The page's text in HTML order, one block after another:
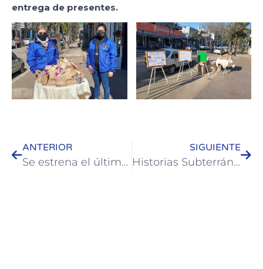
entrega de presentes.
ANTERIOR
Se estrena el último capítulo de “Memoria Viva. Patrimonio Recuperado.”
SIGUIENTE
Historias Subterráneas: el espacio cultural alternativo que continúa con la presentación de artistas